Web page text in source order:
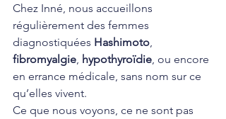
Chez Inné, nous accueillons
régulièrement des femmes
diagnostiquées Hashimoto,
fibromyalgie, hypothyroïdie, ou encore
en errance médicale, sans nom sur ce
qu’elles vivent.
Ce que nous voyons, ce ne sont pas